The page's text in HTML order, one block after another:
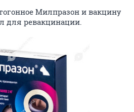
Милпразон и вакцину
для ревакцинации.